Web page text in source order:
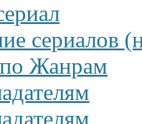
сериалов
Жанрам